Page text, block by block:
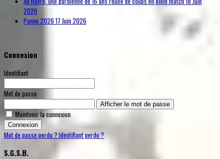
2026
Panini 202617 Juin 2026
Connexion
Identifiant
Mot de passe
Afficher le mot de passe
Maintenir la connexion
Connexion
Mot de passe perdu ? Identifiant perdu ?
S.G.S.B.